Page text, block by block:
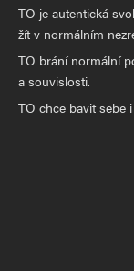
TO je autentická
žít v normálním
TO brání normální
a souvislosti.
TO chce bavit sebe